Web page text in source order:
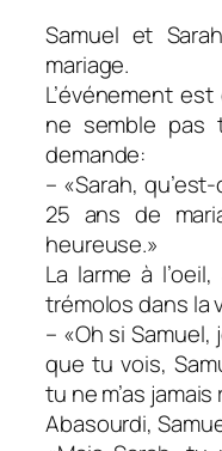
Samuel et
mariage.
L’événement
ne semble pas
demande:
– «Sarah,
25 ans de
heureuse.»
La larme à
trémolos dans la
– «Oh si
que tu vois,
tu ne m’as
Abasourdi,